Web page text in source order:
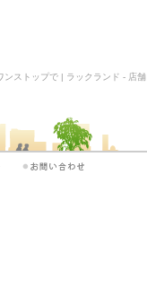
ストップで | ラックランド - 店